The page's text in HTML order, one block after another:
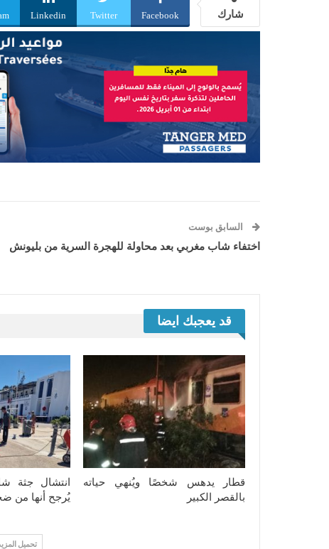
شارك Facebook
Twitter
Linkedin
السابق بوست
اختفاء شاب مغربي بعد محاولة للهجرة السرية من بليونش
قد يعجبك ايضا
قطار يدهس شخصًا ويُنهي حياته
بالقصر الكبير
انتشال جثة
يُرجح أنها من
تحميل